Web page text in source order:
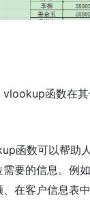
vlookup函数在
函数可以帮助
要的信息。例
在客户信息表